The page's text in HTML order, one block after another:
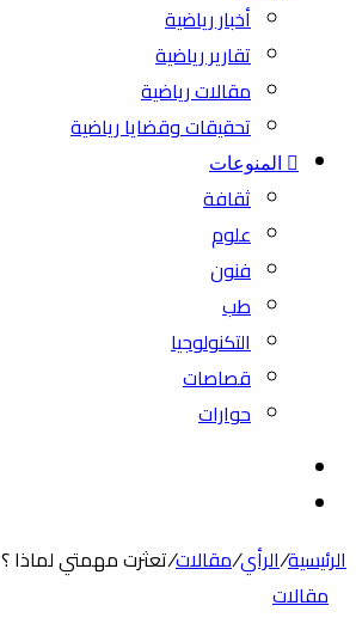
أخبار رياضية
تقارير رياضية
مقالات رياضية
تحقيقات وقضايا رياضية
المنوعات
ثقافة
علوم
فنون
طب
التكنولوجيا
قصاصات
حوارات
المظلم
الرئيسية/الرأي/مقالات/تعثرت مهمتي لماذا ؟
مقالات